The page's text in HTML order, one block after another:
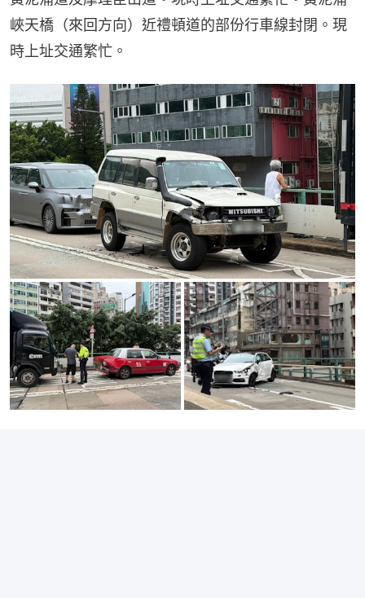
峽天橋（來回方向）近禮頓道的部份行車線封閉。現
時上址交通繁忙。